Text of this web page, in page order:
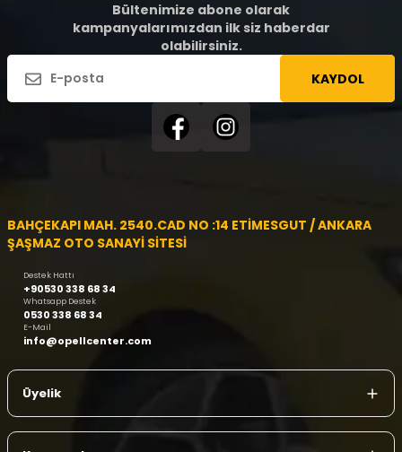
Bültenimize abone olarak
kampanyalarımızdan ilk siz haberdar
olabilirsiniz.
KAYDOL
BAHÇEKAPI MAH. 2540.CAD NO :14 ETİMESGUT / ANKARA
ŞAŞMAZ OTO SANAYİ SİTESİ
Destek Hattı
+90530 338 68 34
Whatsapp Destek
0530 338 68 34
E-Mail
info@opellcenter.com
Üyelik